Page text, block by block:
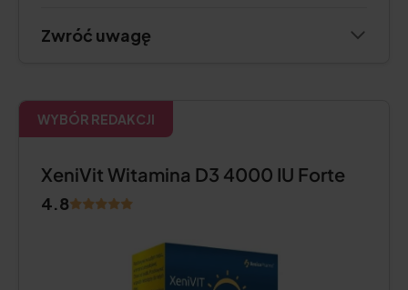
Zwróć uwagę
WYBÓR REDAKCJI
XeniVit Witamina D3 4000 IU Forte
4.8